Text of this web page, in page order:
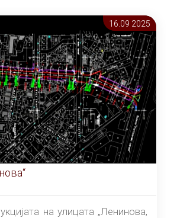
16.09 2025
на улицата „Ленинова,